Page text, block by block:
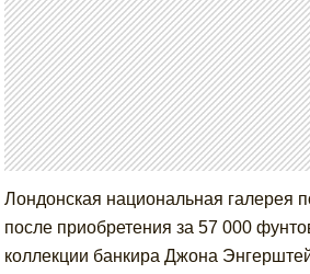
Лондонская национальная галерея
после приобретения за 57 000
коллекции банкира Джона